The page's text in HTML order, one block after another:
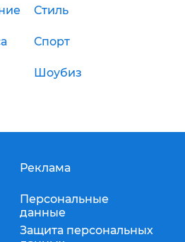
Стиль
Спорт
Шоубиз
Реклама
Персональные
данные
Защита персональных